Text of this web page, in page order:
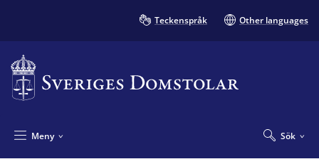
Teckenspråk Other languages
Sök
Meny